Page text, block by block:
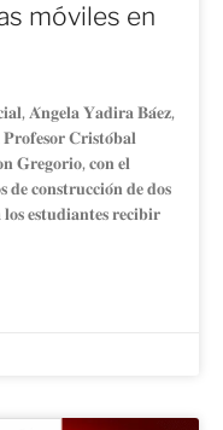
móviles en
𝐀́𝐧𝐠𝐞𝐥𝐚 𝐘𝐚𝐝𝐢𝐫𝐚 𝐁𝐚́𝐞𝐳,
𝐂𝐫𝐢𝐬𝐭𝐨́𝐛𝐚𝐥
𝐆𝐫𝐞𝐠𝐨𝐫𝐢𝐨, 𝐜𝐨𝐧 𝐞𝐥
𝐝𝐞 𝐜𝐨𝐧𝐬𝐭𝐫𝐮𝐜𝐜𝐢𝐨́𝐧 𝐝𝐞 𝐝𝐨𝐬
𝐞𝐬𝐭𝐮𝐝𝐢𝐚𝐧𝐭𝐞𝐬 𝐫𝐞𝐜𝐢𝐛𝐢𝐫